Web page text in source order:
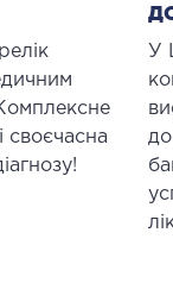
своєчасна
У